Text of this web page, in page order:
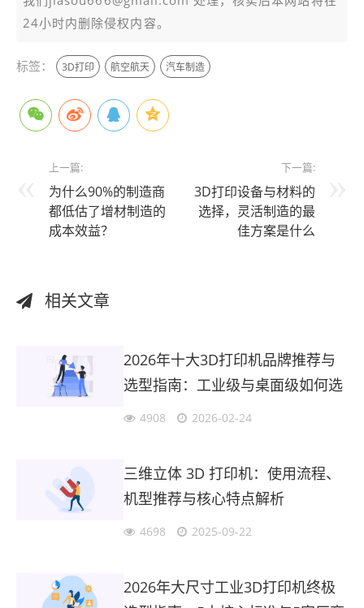
24小时内删除侵权内容。
标签： 3D打印 航空航天 汽车制造
上一篇:
为什么90%的制造商
都低估了增材制造的
成本效益？
下一篇:
3D打印设备与材料的
选择，灵活制造的最
佳方案是什么
相关文章
2026年十大3D打印机品牌推荐与
选型指南：工业级与桌面级如何选
择？
4908 2026-02-24
三维立体 3D 打印机：使用流程、
机型推荐与核心特点解析
4698 2025-09-22
2026年大尺寸工业3D打印机终极